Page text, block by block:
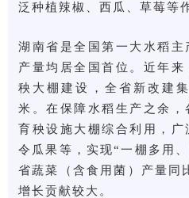
泛种植辣椒、西瓜、草莓等
湖南省是全国第一大水稻主
产量均居全国首位。近年
秧大棚建设，全省新改建
米。在保障水稻生产之余
育秧设施大棚综合利用，
令瓜果等，实现“一棚多用
省蔬菜（含食用菌）产量同
增长贡献较大。